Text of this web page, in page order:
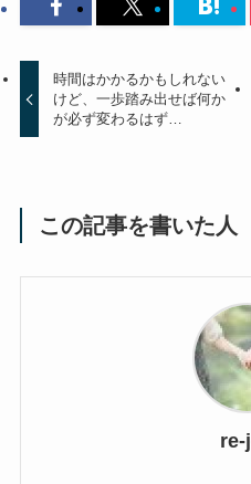
時間はかかるかもしれない
けど、一歩踏み出せば何か
が必ず変わるはず…
この記事を書いた人